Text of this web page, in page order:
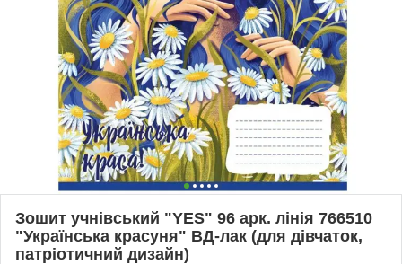
Зошит учнівський "YES" 96 арк. лінія 766510
"Українська красуня" ВД-лак (для дівчаток,
патріотичний дизайн)